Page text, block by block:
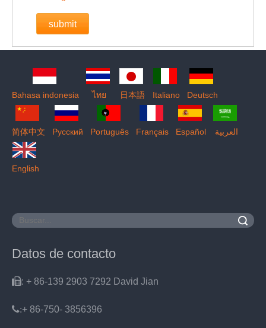
submit
Bahasa indonesia ไทย 日本語 Italiano Deutsch
简体中文 Pусский Português Français Español العربية
English
Datos de contacto
: + 86-139 2903 7292 David Jian
:+ 86-750- 3856396